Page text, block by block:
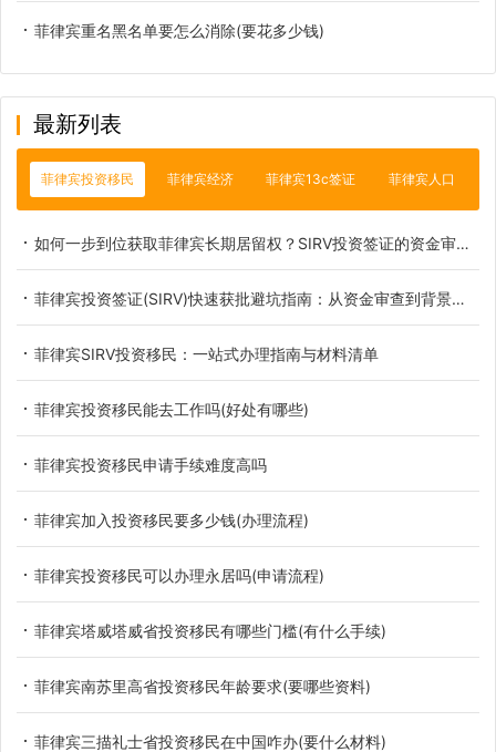
菲律宾重名黑名单要怎么消除(要花多少钱)
最新列表
菲律宾投资移民 菲律宾经济 菲律宾13c签证 菲律宾人口
如何一步到位获取菲律宾长期居留权？SIRV投资签证的资金审查与背景调查深度避坑指南
菲律宾投资签证(SIRV)快速获批避坑指南：从资金审查到背景调查
菲律宾SIRV投资移民：一站式办理指南与材料清单
菲律宾投资移民能去工作吗(好处有哪些)
菲律宾投资移民申请手续难度高吗
菲律宾加入投资移民要多少钱(办理流程)
菲律宾投资移民可以办理永居吗(申请流程)
菲律宾塔威塔威省投资移民有哪些门槛(有什么手续)
菲律宾南苏里高省投资移民年龄要求(要哪些资料)
菲律宾三描礼士省投资移民在中国咋办(要什么材料)